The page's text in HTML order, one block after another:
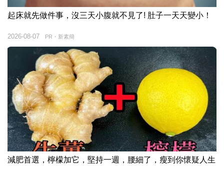
起床就先做件事，沒三天小腹就不見了! 肚子一天天變小！
PR・新素簡
2026-08-07
減肥首選，檸檬加它，堅持一週，腰細了，瘦到你懷疑人生